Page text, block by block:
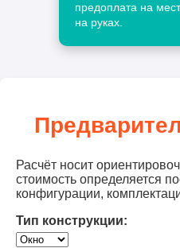
предоплата на
на руках.
Расчёт носит
стоимость определяется
конфигурации,
Тип конструкции: